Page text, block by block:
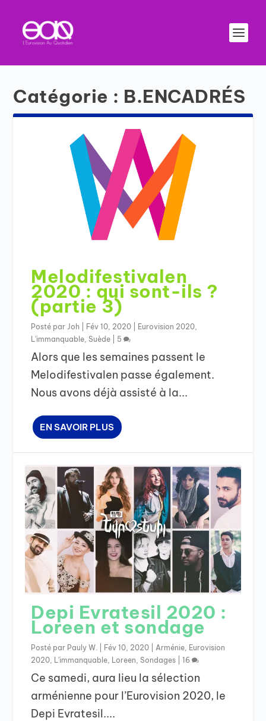
Catégorie : B.ENCADRÉS
Melodifestivalen
2020 : qui sont-ils ?
(partie 3)
Posté par Joh Fév 10, 2020 Eurovision 2020
L'immanquable ,Suède 5
Alors que les semaines passent le
Melodifestivalen passe également.
Nous avons déjà assisté à la...
EN SAVOIR PLUS
Depi Evratesil 2020 :
Loreen et sondage
Posté par Pauly W. Fév 10, 2020 Arménie Eurovision
2020 L'immanquable Loreen ,Sondages |16
Ce samedi, aura lieu la sélection
arménienne pour l’Eurovision 2020, le
Depi Evratesil....